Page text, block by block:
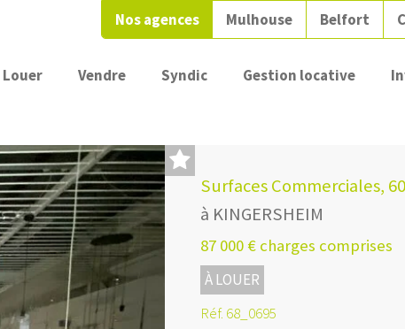
Louer Vendre Syndic Gestion locative
Nos agences Mulhouse Belfort
Surfaces Commerciales,
à KINGERSHEIM
87 000 € charges comprises
À LOUER
Réf. 68_0695